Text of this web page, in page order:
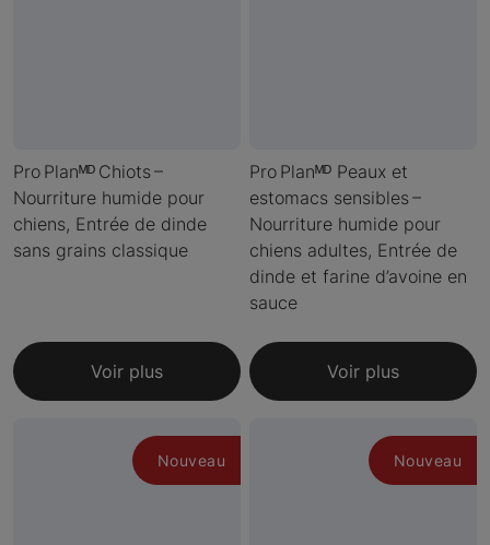
Pro Planᴹᴰ Chiots –
Nourriture humide pour
chiens, Entrée de dinde
sans grains classique
Voir plus
Pro Planᴹᴰ Peaux et
estomacs sensibles –
Nourriture humide pour
chiens adultes, Entrée de
dinde et farine d’avoine en
sauce
Voir plus
Nouveau Nouveau